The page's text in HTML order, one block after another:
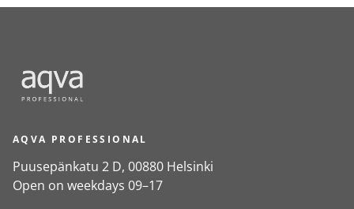
AQVA PROFESSIONAL
Puusepänkatu 2 D, 00880 Helsinki
Open on weekdays 09–17